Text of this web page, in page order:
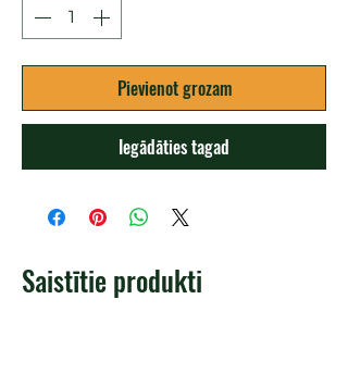
Pievienot grozam
Iegādāties tagad
Saistītie produkti